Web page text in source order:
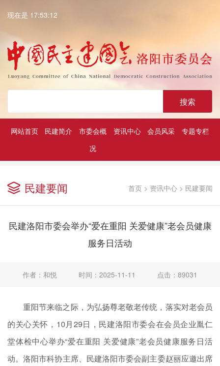
现在是 17:53:13
搜索
网站首页 民建简介
市委会概
况
资讯中心 会员风采 专题专栏
民建要闻 首页 > 资讯中心 > 民建要闻
民建洛阳市委会举办“爱在重阳 关爱健康”老会员健康
服务日活动
作者：和悦 时间：2025-11-11 点击：89031
重阳节来临之际，为弘扬尊老敬老传统，落实对老会员
的关心关怀，10月29日，民建洛阳市委会在会员企业胤仁
堂体检中心举办“爱在重阳 关爱健康”老会员健康服务日活
动。洛阳市科协主席、民建洛阳市委会副主委赵丽应邀出席